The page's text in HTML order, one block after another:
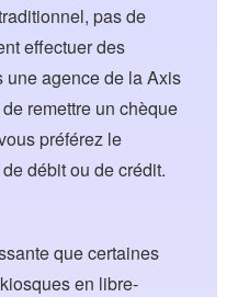
pas de
effectuer des
une agence de la Axis
remettre un chèque
préférez le
débit ou de crédit.
que certaines
en libre-